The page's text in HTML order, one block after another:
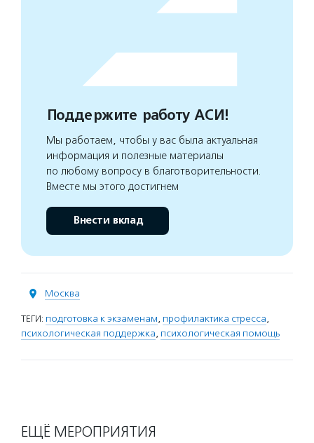
Поддержите работу АСИ!
Мы работаем, чтобы у вас была актуальная
информация и полезные материалы
по любому вопросу в благотворительности.
Вместе мы этого достигнем
Внести вклад
Москва
ТЕГИ: подготовка к экзаменам, профилактика стресса,
психологическая поддержка, психологическая помощь
ЕЩЁ МЕРОПРИЯТИЯ